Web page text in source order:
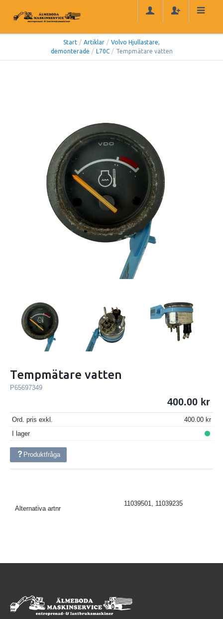
Start / Artiklar / Volvo Hjullastare,
demonterade / L70C / Tempmätare vatten
Tempmätare vatten
P65697349
400.00
Ord. pris exkl.
400.00
I lager
Produktfråga
Alternativa artnr
11039501, 11039235